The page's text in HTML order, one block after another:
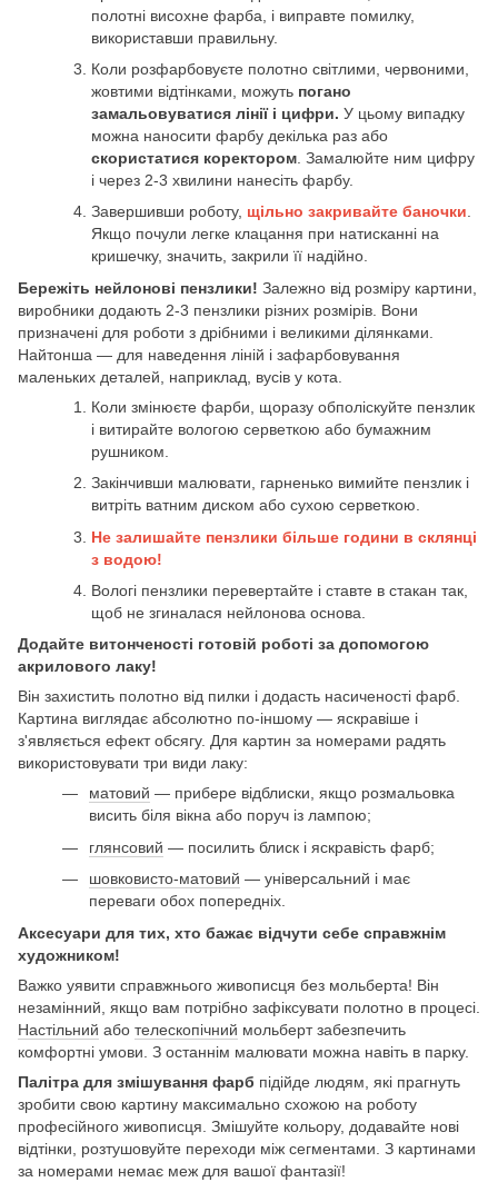
полотні висохне фарба, і виправте помилку,
використавши правильну.
Коли розфарбовуєте полотно світлими, червоними,
жовтими відтінками, можуть погано
замальовуватися лінії і цифри. У цьому випадку
можна наносити фарбу декілька раз або
скористатися коректором . Замалюйте ним цифру
і через 2-3 хвилини нанесіть фарбу.
Завершивши роботу, щільно закривайте баночки.
Якщо почули легке клацання при натисканні на
кришечку, значить, закрили її надійно.
Бережіть нейлонові пензлики! Залежно від розміру картини,
виробники додають 2-3 пензлики різних розмірів. Вони
призначені для роботи з дрібними і великими ділянками.
Найтонша — для наведення ліній і зафарбовування
маленьких деталей, наприклад, вусів у кота.
Коли змінюєте фарби, щоразу обполіскуйте пензлик
і витирайте вологою серветкою або бумажним
рушником.
Закінчивши малювати, гарненько вимийте пензлик і
витріть ватним диском або сухою серветкою.
Не залишайте пензлики більше години в склянці
з водою!
Вологі пензлики перевертайте і ставте в стакан так,
щоб не згиналася нейлонова основа.
Додайте витонченості готовій роботі за допомогою
акрилового лаку!
Він захистить полотно від пилки і додасть насиченості фарб.
Картина виглядає абсолютно по-іншому — яскравіше і
з'являється ефект обсягу. Для картин за номерами радять
використовувати три види лаку:
матовий — прибере відблиски, якщо розмальовка
висить біля вікна або поруч із лампою;
глянсовий — посилить блиск і яскравість фарб;
шовковисто-матовий — універсальний і має
переваги обох попередніх.
Аксесуари для тих, хто бажає відчути себе справжнім
художником!
Важко уявити справжнього живописця без мольберта! Він
незамінний, якщо вам потрібно зафіксувати полотно в процесі.
Настільний або телескопічний мольберт забезпечить
комфортні умови. З останнім малювати можна навіть в парку.
Палітра для змішування фарб підійде людям, які прагнуть
зробити свою картину максимально схожою на роботу
професійного живописця. Змішуйте кольору, додавайте нові
відтінки, розтушовуйте переходи між сегментами. З картинами
за номерами немає меж для вашої фантазії!